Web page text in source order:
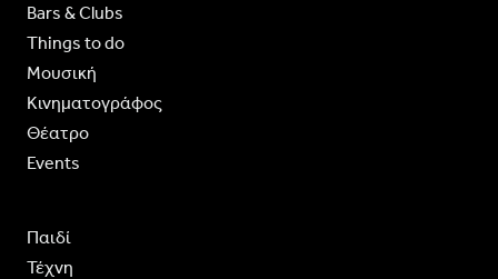
Bars & Clubs
Things to do
Moυσική
Κινηματογράφος
Θέατρο
Events
Παιδί
Τέχνη